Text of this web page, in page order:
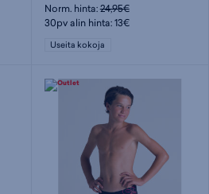
Norm. hinta:24,95€
30pv alin hinta: 13€
Useita kokoja